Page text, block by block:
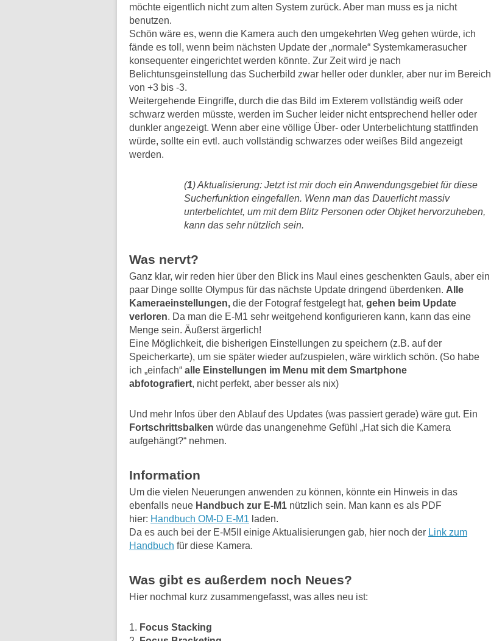
möchte eigentlich nicht zum alten System zurück. Aber man muss es ja nicht
benutzen.
Schön wäre es, wenn die Kamera auch den umgekehrten Weg gehen würde, ich
fände es toll, wenn beim nächsten Update der „normale“ Systemkamerasucher
konsequenter eingerichtet werden könnte. Zur Zeit wird je nach
Belichtunsgeinstellung das Sucherbild zwar heller oder dunkler, aber nur im Bereich
von +3 bis -3.
Weitergehende Eingriffe, durch die das Bild im Exterem vollständig weiß oder
schwarz werden müsste, werden im Sucher leider nicht entsprechend heller oder
dunkler angezeigt. Wenn aber eine völlige Über- oder Unterbelichtung stattfinden
würde, sollte ein evtl. auch vollständig schwarzes oder weißes Bild angezeigt
werden.
(1) Aktualisierung: Jetzt ist mir doch ein Anwendungsgebiet für diese
Sucherfunktion eingefallen. Wenn man das Dauerlicht massiv
unterbelichtet, um mit dem Blitz Personen oder Objket hervorzuheben,
kann das sehr nützlich sein.
Was nervt?
Ganz klar, wir reden hier über den Blick ins Maul eines geschenkten Gauls, aber ein
paar Dinge sollte Olympus für das nächste Update dringend überdenken. Alle
Kameraeinstellungen, die der Fotograf festgelegt hat, gehen beim Update
verloren. Da man die E-M1 sehr weitgehend konfigurieren kann, kann das eine
Menge sein. Äußerst ärgerlich!
Eine Möglichkeit, die bisherigen Einstellungen zu speichern (z.B. auf der
Speicherkarte), um sie später wieder aufzuspielen, wäre wirklich schön. (So habe
ich „einfach“ alle Einstellungen im Menu mit dem Smartphone
abfotografiert, nicht perfekt, aber besser als nix)
Und mehr Infos über den Ablauf des Updates (was passiert gerade) wäre gut. Ein
Fortschrittsbalken würde das unangenehme Gefühl „Hat sich die Kamera
aufgehängt?“ nehmen.
Information
Um die vielen Neuerungen anwenden zu können, könnte ein Hinweis in das
ebenfalls neue Handbuch zur E-M1 nützlich sein. Man kann es als PDF
hier: Handbuch OM-D E-M1 laden.
Da es auch bei der E-M5II einige Aktualisierungen gab, hier noch der Link zum
Handbuch für diese Kamera.
Was gibt es außerdem noch Neues?
Hier nochmal kurz zusammengefasst, was alles neu ist:
1. Focus Stacking